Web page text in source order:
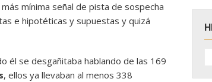
mínima señal de pista de sospecha
e hipotéticas y supuestas y quizá
él se desgañitaba hablando de las 169
, ellos ya llevaban al menos 338